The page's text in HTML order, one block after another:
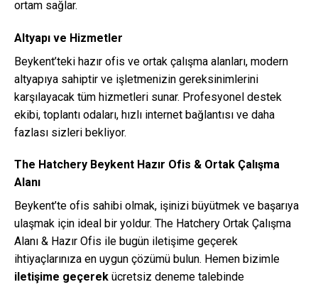
ortam sağlar.
Altyapı ve Hizmetler
Beykent’teki hazır ofis ve ortak çalışma alanları, modern
altyapıya sahiptir ve işletmenizin gereksinimlerini
karşılayacak tüm hizmetleri sunar. Profesyonel destek
ekibi, toplantı odaları, hızlı internet bağlantısı ve daha
fazlası sizleri bekliyor.
The Hatchery Beykent Hazır Ofis & Ortak Çalışma
Alanı
Beykent’te ofis sahibi olmak, işinizi büyütmek ve başarıya
ulaşmak için ideal bir yoldur. The Hatchery Ortak Çalışma
Alanı & Hazır Ofis ile bugün iletişime geçerek
ihtiyaçlarınıza en uygun çözümü bulun. Hemen bizimle
iletişime geçerek ücretsiz deneme talebinde